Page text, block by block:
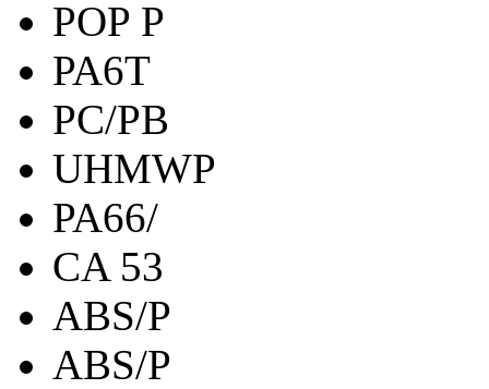
POP P
PA6T
PC/PB
UHMWP
PA66/
CA 53
ABS/P
ABS/P